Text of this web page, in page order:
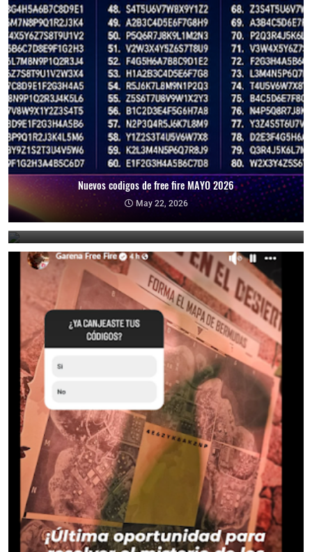
Nuevos codigos de free fire MAYO 2026
May 22, 2026
Nuevo código de la skin del Monstruo de las profundidades free fire
March 17, 2026